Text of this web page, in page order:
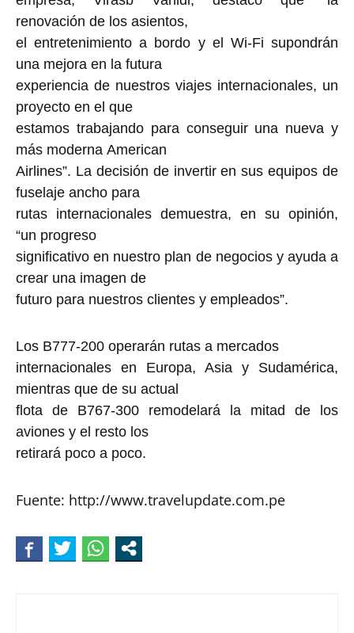
renovación de los asientos,
el entretenimiento a bordo y el Wi-Fi supondrán
una mejora en la futura
experiencia de nuestros viajes internacionales, un
proyecto en el que
estamos trabajando para conseguir una nueva y
más moderna American
Airlines”. La decisión de invertir en sus equipos de
fuselaje ancho para
rutas internacionales demuestra, en su opinión,
“un progreso
significativo en nuestro plan de negocios y ayuda a
crear una imagen de
futuro para nuestros clientes y empleados”.
Los B777-200 operarán rutas a mercados
internacionales en Europa, Asia y Sudamérica,
mientras que de su actual
flota de B767-300 remodelará la mitad de los
aviones y el resto los
retirará poco a poco.
Fuente: http://www.travelupdate.com.pe